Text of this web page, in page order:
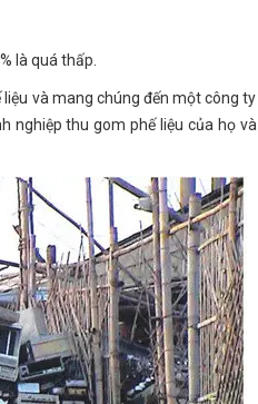
là quá thấp.
và mang chúng đến một công ty
nghiệp thu gom phế liệu của họ và